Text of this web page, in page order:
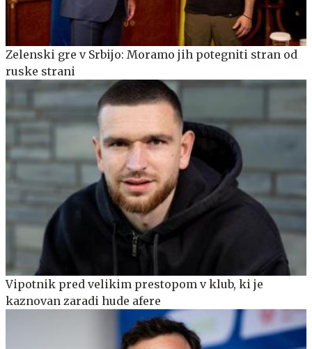
Zelenski gre v Srbijo: Moramo jih potegniti stran od
ruske strani
Vipotnik pred velikim prestopom v klub, ki je
kaznovan zaradi hude afere